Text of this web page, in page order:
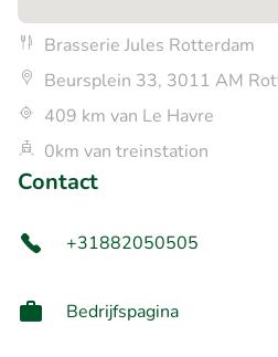
Brasserie Jules Rotterdam
Beursplein 33, 3011 AM
409 km van Le Havre
0km van treinstation
Contact
+31882050505
Bedrijfspagina